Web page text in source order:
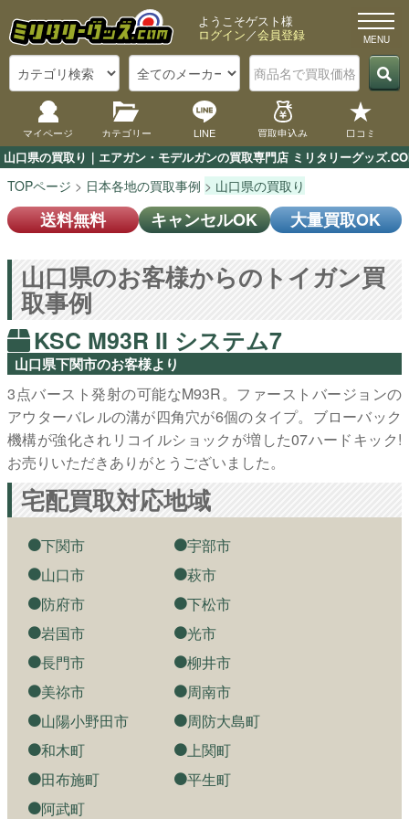
山口県の買取り｜エアガン・モデルガンの買取専門店 ミリタリーグッズ
ようこそゲスト様
ログイン／会員登録
マイページ カテゴリー LINE 買取申込み 口コミ
TOPページ 日本各地の買取事例 山口県の買取り
送料無料 キャンセルOK 大量買取OK
山口県のお客様からのトイガン買
取事例
KSC M93R II システム7
山口県下関市のお客様より
3点バースト発射の可能なM93R。ファーストバージョンの
アウターバレルの溝が四角穴が6個のタイプ。ブローバック
機構が強化されリコイルショックが増した07ハードキック!
お売りいただきありがとうございました。
宅配買取対応地域
下関市
宇部市
山口市
萩市
防府市
下松市
岩国市
光市
長門市
柳井市
美祢市
周南市
山陽小野田市
周防大島町
和木町
上関町
田布施町
平生町
阿武町